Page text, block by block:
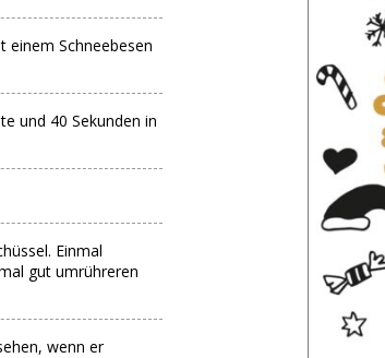
einem Schneebesen
und 40 Sekunden in
Einmal
gut umrühreren
wenn er